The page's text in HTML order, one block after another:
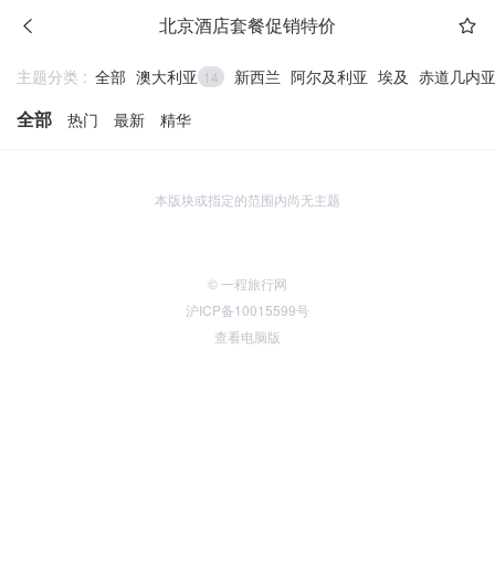
北京酒店套餐促销特价
主题分类 : 全部 澳大利亚 14 新西兰 阿尔及利亚 埃及 赤道几内亚
全部 热门 最新 精华
本版块或指定的范围内尚无主题
© 一程旅行网
沪ICP备10015599号
查看电脑版